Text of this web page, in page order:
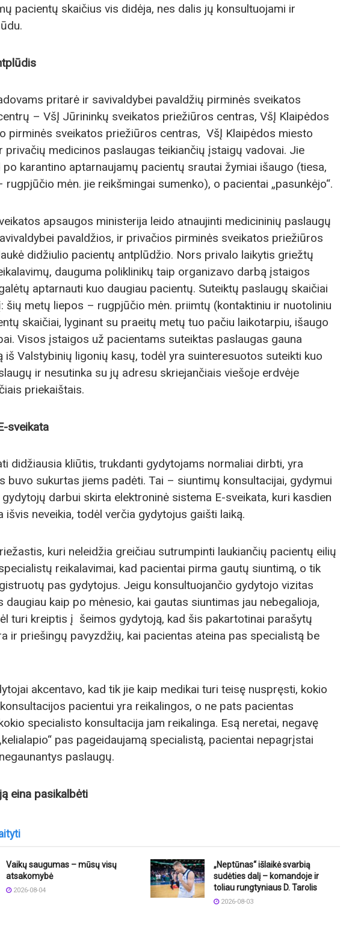
pacientų skaičius vis didėja, nes dalis jų konsultuojami ir
pritarė ir savivaldybei pavaldžių pirminės sveikatos
– VšĮ Jūrininkų sveikatos priežiūros centras, VšĮ Klaipėdos
pirminės sveikatos priežiūros centras, VšĮ Klaipėdos miesto
privačių medicinos paslaugas teikiančių įstaigų vadovai. Jie
karantino aptarnaujamų pacientų srautai žymiai išaugo (tiesa,
rugpjūčio mėn. jie reikšmingai sumenko), o pacientai „pasunkėjo“.
apsaugos ministerija leido atnaujinti medicininių paslaugų
pavaldžios, ir privačios pirminės sveikatos priežiūros
didžiulio pacientų antplūdžio. Nors privalo laikytis griežtų
dauguma poliklinikų taip organizavo darbą įstaigos
aptarnauti kuo daugiau pacientų. Suteiktų paslaugų skaičiai
šių metų liepos – rugpjūčio mėn. priimtų (kontaktiniu ir nuotoliniu
skaičiai, lyginant su praeitų metų tuo pačiu laikotarpiu, išaugo
Visos įstaigos už pacientams suteiktas paslaugas gauna
iš Valstybinių ligonių kasų, todėl yra suinteresuotos suteikti kuo
ir nesutinka su jų adresu skriejančiais viešoje erdvėje
priekaištais.
sveikata
didžiausia kliūtis, trukdanti gydytojams normaliai dirbti, yra
buvo sukurtas jiems padėti. Tai – siuntimų konsultacijai, gydymui
darbui skirta elektroninė sistema E-sveikata, kuri kasdien
išvis neveikia, todėl verčia gydytojus gaišti laiką.
kuri neleidžia greičiau sutrumpinti laukiančių pacientų eilių
reikalavimai, kad pacientai pirma gautų siuntimą, o tik
pas gydytojus. Jeigu konsultuojančio gydytojo vizitas
daugiau kaip po mėnesio, kai gautas siuntimas jau nebegalioja,
turi kreiptis į šeimos gydytoją, kad šis pakartotinai parašytų
ir priešingų pavyzdžių, kai pacientas ateina pas specialistą be
akcentavo, kad tik jie kaip medikai turi teisę nuspręsti, kokio
pacientui yra reikalingos, o ne pats pacientas
specialisto konsultacija jam reikalinga. Esą neretai, negavę
pas pageidaujamą specialistą, pacientai nepagrįstai
paslaugų.
eina pasikalbėti
Vaikų saugumas – mūsų visų
atsakomybė
2026-08-04
„Neptūnas“ išlaikė svarbią
sudėties dalį – komandoje ir
toliau rungtyniaus D. Tarolis
2026-08-03